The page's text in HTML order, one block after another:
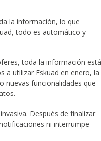
la información, lo que
todo es automático y
toda la información está
a utilizar Eskuad en enero, la
nuevas funcionalidades que
Después de finalizar
ni interrumpe